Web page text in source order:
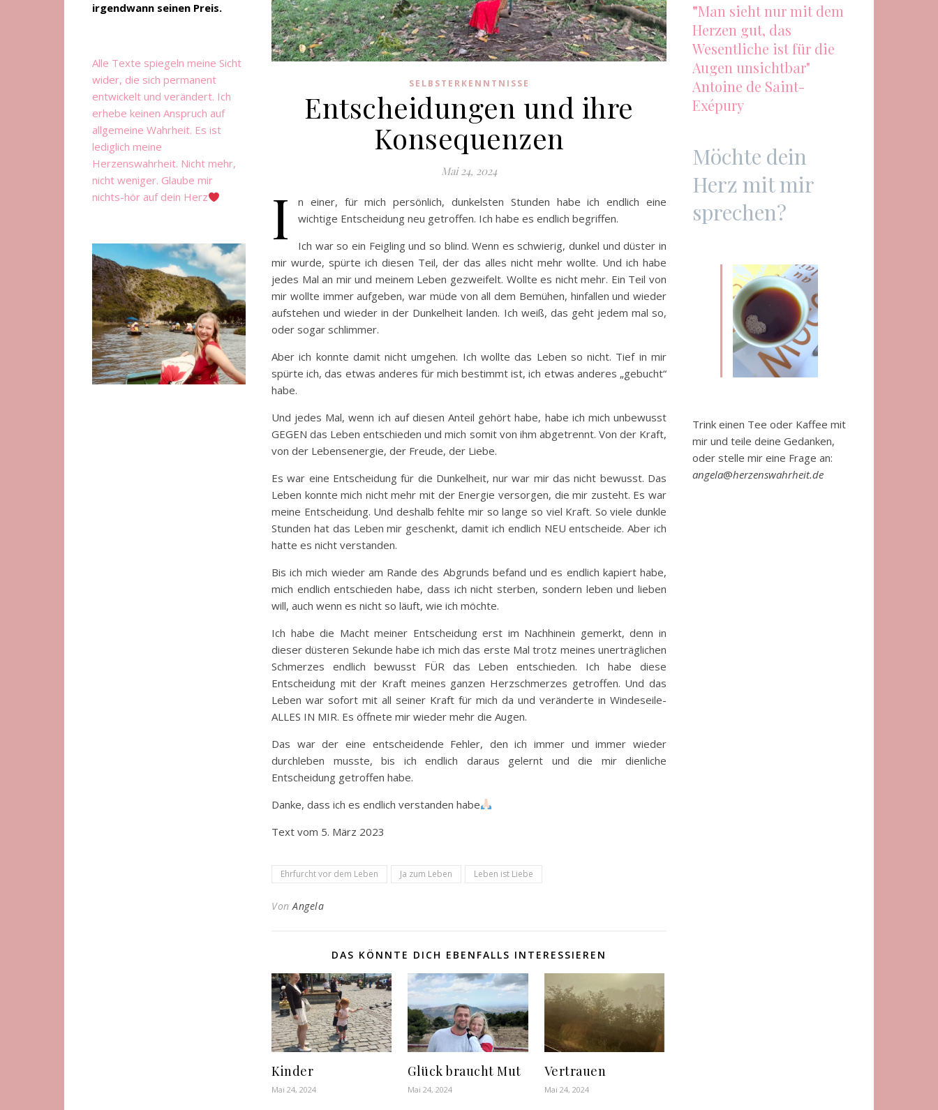
irgendwann seinen Preis.
Alle Texte spiegeln meine Sicht
wider, die sich permanent
entwickelt und verändert. Ich
erhebe keinen Anspruch auf
allgemeine Wahrheit. Es ist
lediglich meine
Herzenswahrheit. Nicht mehr,
nicht weniger. Glaube mir
nichts-hör auf dein Herz
SELBSTERKENNTNISSE
Entscheidungen und ihre
Konsequenzen
Mai 24, 2024
I
n einer, für mich persönlich, dunkelsten Stunden habe ich endlich eine
wichtige Entscheidung neu getroffen. Ich habe es endlich begriffen.
Ich war so ein Feigling und so blind. Wenn es schwierig, dunkel und düster in
mir wurde, spürte ich diesen Teil, der das alles nicht mehr wollte. Und ich habe
jedes Mal an mir und meinem Leben gezweifelt. Wollte es nicht mehr. Ein Teil von
mir wollte immer aufgeben, war müde von all dem Bemühen, hinfallen und wieder
aufstehen und wieder in der Dunkelheit landen. Ich weiß, das geht jedem mal so,
oder sogar schlimmer.
Aber ich konnte damit nicht umgehen. Ich wollte das Leben so nicht. Tief in mir
spürte ich, das etwas anderes für mich bestimmt ist, ich etwas anderes „gebucht“
habe.
Und jedes Mal, wenn ich auf diesen Anteil gehört habe, habe ich mich unbewusst
GEGEN das Leben entschieden und mich somit von ihm abgetrennt. Von der Kraft,
von der Lebensenergie, der Freude, der Liebe.
Es war eine Entscheidung für die Dunkelheit, nur war mir das nicht bewusst. Das
Leben konnte mich nicht mehr mit der Energie versorgen, die mir zusteht. Es war
meine Entscheidung. Und deshalb fehlte mir so lange so viel Kraft. So viele dunkle
Stunden hat das Leben mir geschenkt, damit ich endlich NEU entscheide. Aber ich
hatte es nicht verstanden.
Bis ich mich wieder am Rande des Abgrunds befand und es endlich kapiert habe,
mich endlich entschieden habe, dass ich nicht sterben, sondern leben und lieben
will, auch wenn es nicht so läuft, wie ich möchte.
Ich habe die Macht meiner Entscheidung erst im Nachhinein gemerkt, denn in
dieser düsteren Sekunde habe ich mich das erste Mal trotz meines unerträglichen
Schmerzes endlich bewusst FÜR das Leben entschieden. Ich habe diese
Entscheidung mit der Kraft meines ganzen Herzschmerzes getroffen. Und das
Leben war sofort mit all seiner Kraft für mich da und veränderte in Windeseile-
ALLES IN MIR. Es öffnete mir wieder mehr die Augen.
Das war der eine entscheidende Fehler, den ich immer und immer wieder
durchleben musste, bis ich endlich daraus gelernt und die mir dienliche
Entscheidung getroffen habe.
Danke, dass ich es endlich verstanden habe
Text vom 5. März 2023
Ehrfurcht vor dem Leben Ja zum Leben Leben ist Liebe
Von Angela
DAS KÖNNTE DICH EBENFALLS INTERESSIEREN
Kinder
Mai 24, 2024
Glück braucht Mut
Mai 24, 2024
Vertrauen
Mai 24, 2024
"Man sieht nur mit dem
Herzen gut, das
Wesentliche ist für die
Augen unsichtbar"
Antoine de Saint-
Exépury
Möchte dein
Herz mit mir
sprechen?
Trink einen Tee oder Kaffee mit
mir und teile deine Gedanken,
oder stelle mir eine Frage an:
angela@herzenswahrheit.de